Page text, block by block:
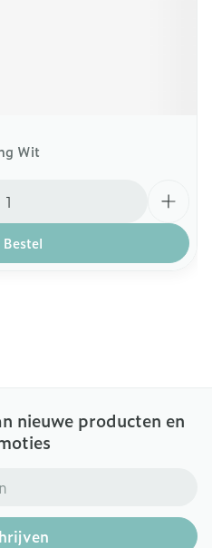
Wit
Bestel
nieuwe producten en